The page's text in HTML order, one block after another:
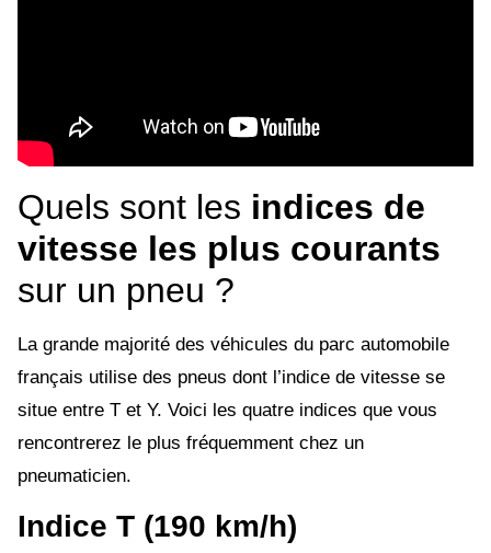
Quels sont les indices de
vitesse les plus courants
sur un pneu ?
La grande majorité des véhicules du parc automobile
français utilise des pneus dont l’indice de vitesse se
situe entre T et Y. Voici les quatre indices que vous
rencontrerez le plus fréquemment chez un
pneumaticien.
Indice T (190 km/h)